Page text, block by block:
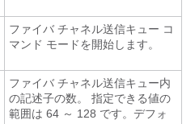
ファイバ チャネル送信キュー コ
マンド モードを開始します。
ファイバ チャネル送信キュー内
の記述子の数。 指定できる値の
範囲は 64 ～ 128 です。デフォ